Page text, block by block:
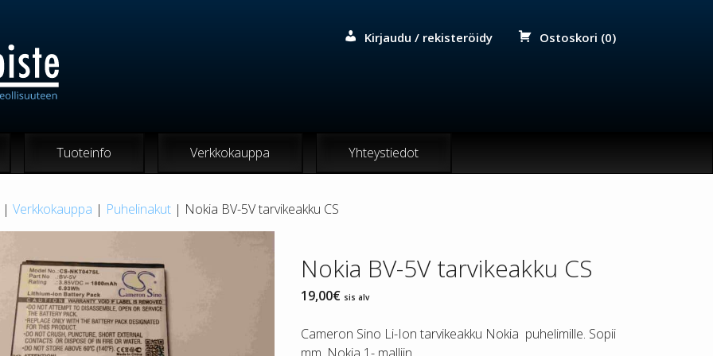
Kirjaudu / rekisteröidy Ostoskori (0)
Tuoteinfo Verkkokauppa Yhteystiedot
| Verkkokauppa | Puhelinakut | Nokia BV-5V tarvikeakku CS
Nokia BV-5V tarvikeakku CS
19,00€ sis alv
Cameron Sino Li-Ion tarvikeakku Nokia puhelimille. Sopii